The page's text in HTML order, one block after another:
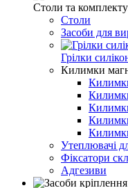
Столи та
Столи
Засоби для
Грілки
Килимки
Утеплювачі
Фіксатори
Адгезиви